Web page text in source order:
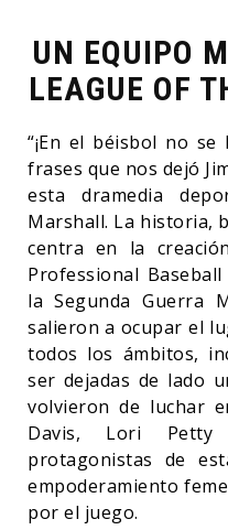
UN EQUIPO
LEAGUE OF
“¡En el béisbol no
frases que nos dejó
esta dramedia
Marshall. La historia,
centra en la
Professional
la Segunda Guerra
salieron a ocupar el
todos los ámbitos,
ser dejadas de lado
volvieron de luchar
Davis, Lori
protagonistas de
empoderamiento
por el juego.